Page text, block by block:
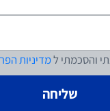
והסכמתי למדיניות